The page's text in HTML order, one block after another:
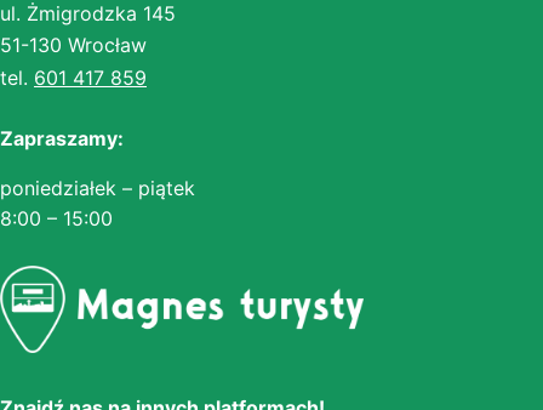
ul. Żmigrodzka 145
51-130 Wrocław
tel. 601 417 859
Zapraszamy:
poniedziałek – piątek
8:00 – 15:00